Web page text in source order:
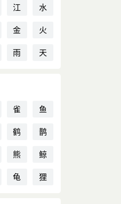
江
水
金
火
雨 天
雀
鱼
鹤
鹊
熊
鲸
龟 狸